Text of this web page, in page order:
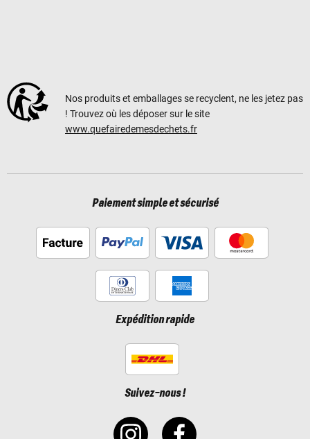
Nos produits et emballages se recyclent, ne les jetez pas
! Trouvez où les déposer sur le site
www.quefairedemesdechets.fr
Paiement simple et sécurisé
Expédition rapide
Suivez-nous !